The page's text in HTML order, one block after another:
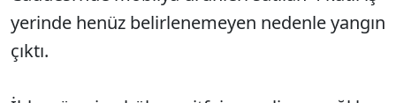
yerinde henüz belirlenemeyen nedenle yangın
çıktı.